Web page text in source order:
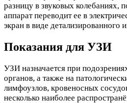
разницу в звуковых колебаниях,
аппарат переводит ее в
экран в виде детализированного
Показания для УЗИ
УЗИ назначается при
органов, а также на
лимфоузлов, кровеносных
несколько наиболее